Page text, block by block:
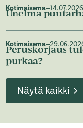
Kotimaisema—14.07.2026
Unelma
Kotimaisema—
Peruskorjaus
purkaa?
Näytä kaikki